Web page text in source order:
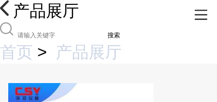
产品展厅
搜索
首页 > 产品展厅